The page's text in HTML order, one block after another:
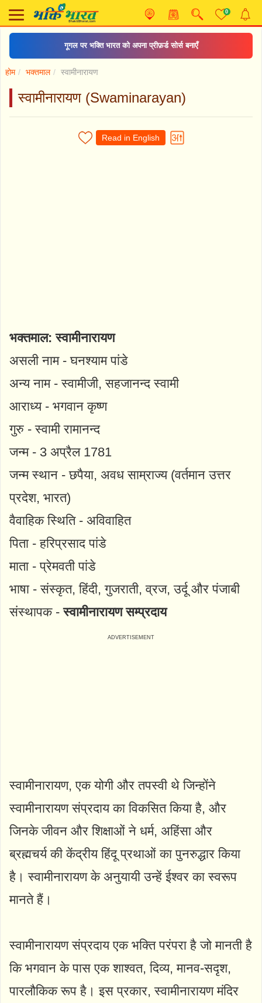
0
गूगल पर भक्ति भारत को अपना प्रीफ़र्ड सोर्स बनाएँ
होम भक्तमाल स्वामीनारायण
स्वामीनारायण (Swaminarayan)
Read in English
भक्तमाल: स्वामीनारायण
असली नाम - घनश्याम पांडे
अन्य नाम - स्वामीजी, सहजानन्द स्वामी
आराध्य - भगवान कृष्ण
गुरु - स्वामी रामानन्द
जन्म - 3 अप्रैल 1781
जन्म स्थान - छपैया, अवध साम्राज्य (वर्तमान उत्तर
प्रदेश, भारत)
वैवाहिक स्थिति - अविवाहित
पिता - हरिप्रसाद पांडे
माता - प्रेमवती पांडे
भाषा - संस्कृत, हिंदी, गुजराती, व्रज, उर्दू और पंजाबी
संस्थापक -स्वामीनारायण सम्प्रदाय
स्वामीनारायण, एक योगी और तपस्वी थे जिन्होंने
स्वामीनारायण संप्रदाय का विकसित किया है, और
जिनके जीवन और शिक्षाओं ने धर्म, अहिंसा और
ब्रह्मचर्य की केंद्रीय हिंदू प्रथाओं का पुनरुद्धार किया
है। स्वामीनारायण के अनुयायी उन्हें ईश्वर का स्वरूप
मानते हैं।
स्वामीनारायण संप्रदाय एक भक्ति परंपरा है जो मानती है
कि भगवान के पास एक शाश्वत, दिव्य, मानव-सदृश,
पारलौकिक रूप है। इस प्रकार, स्वामीनारायण मंदिर